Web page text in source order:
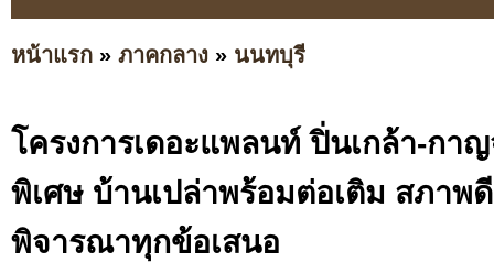
หน้าแรก » ภาคกลาง » นนทบุรี
โครงการเดอะแพลนท์ ปิ่นเกล้า-กา
พิเศษ บ้านเปล่าพร้อมต่อเติม สภาพ
พิจารณาทุกข้อเสนอ